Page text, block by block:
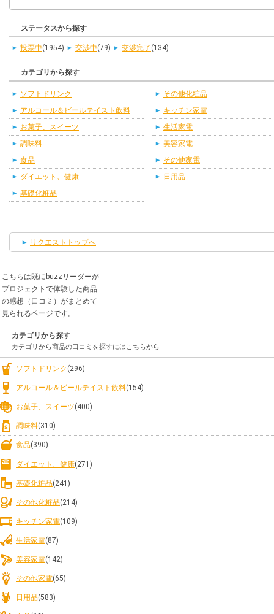
ステータスから探す
投票中(1954) 交渉中(79) 交渉完了 (134)
カテゴリから探す
ソフトドリンク
アルコール＆ビールテイスト飲料
お菓子、スイーツ
調味料
食品
ダイエット、健康
基礎化粧品
その他化粧品
キッチン家電
生活家電
美容家電
その他家電
日用品
リクエストトップへ
こちらは既にbuzzリーダーが
プロジェクトで体験した商品
の感想（口コミ）がまとめて
見られるページです。
カテゴリから探す
カテゴリから商品の口コミを探すにはこちらから
ソフトドリンク (296)
アルコール＆ビールテイスト飲料(154)
お菓子、スイーツ(400)
調味料(310)
食品(390)
ダイエット、健康(271)
基礎化粧品(241)
その他化粧品(214)
キッチン家電(109)
生活家電(87)
美容家電(142)
その他家電(65)
日用品(583)